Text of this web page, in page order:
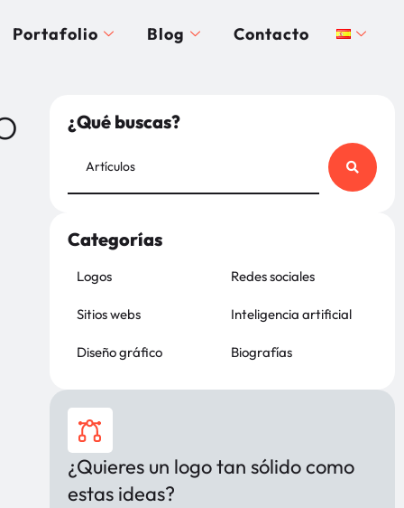
Portafolio Blog Contacto
¿Qué buscas?
Categorías
Logos
Sitios webs
Diseño gráfico
Redes sociales
Inteligencia artificial
Biografías
¿Quieres un logo tan sólido como
estas ideas?